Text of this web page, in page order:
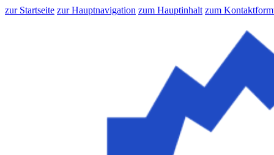
zur Startseite zur Hauptnavigation zum Hauptinhalt zum